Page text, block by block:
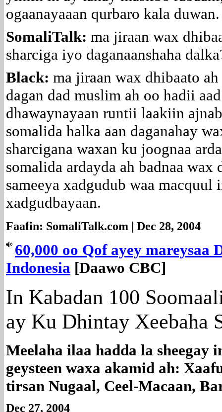
ogaanayaaan qurbaro kala duwan.
SomaliTalk: ma jiraan wax
sharciga iyo daganaanshaha
Black: ma jiraan wax dhibaato
dagan dad muslim ah oo hadii
dhawaynayaan runtii laakiin
somalida halka aan daganahay
sharcigana waxan ku joognaa
somalida ardayda ah badnaa
sameeya xadgudub waa
xadgudbayaan.
Faafin: SomaliTalk.com | Dec 28, 2004
60,000 oo Qof ayey
Indonesia [Daawo CBC]
In Kabadan 100
ay Ku Dhintay Xeebaha
Meelaha ilaa hadda la sheegay
geysteen waxa akamid ah:
tirsan Nugaal, Ceel-Macaan,
Dec 27, 2004